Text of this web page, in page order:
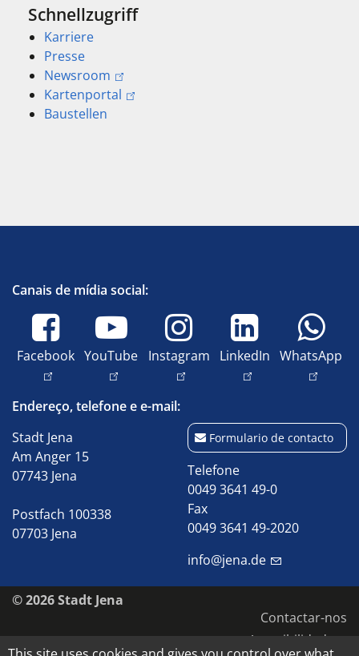
Schnellzugriff
Karriere
Presse
Newsroom
Kartenportal
Baustellen
Canais de mídia social:
Facebook YouTube Instagram LinkedIn WhatsApp
Endereço, telefone e e-mail:
Stadt Jena
Am Anger 15
07743 Jena
Postfach 100338
07703 Jena
Formulario de contacto
Telefone
0049 3641 49-0
Fax
0049 3641 49-2020
info@jena.de
© 2026 Stadt Jena
Contactar-nos
Acessibilidade